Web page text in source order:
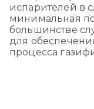
испарителей в
минимальная
большинстве
для
процесса